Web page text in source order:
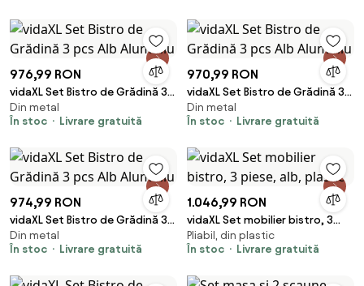
976,99 RON
vidaXL Set Bistro de Grădină 3
pcs Alb Aluminiu
Din metal
În stoc
Livrare gratuită
970,99 RON
vidaXL Set Bistro de Grădină 3
pcs Alb Aluminiu
Din metal
În stoc
Livrare gratuită
974,99 RON
vidaXL Set Bistro de Grădină 3
pcs Alb Aluminiu
Din metal
În stoc
Livrare gratuită
1.046,99 RON
vidaXL Set mobilier bistro, 3
piese, alb, plastic
Pliabil, din plastic
În stoc
Livrare gratuită